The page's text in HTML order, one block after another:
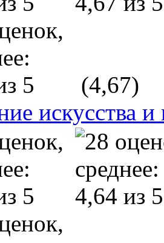
(4,67)
искусства